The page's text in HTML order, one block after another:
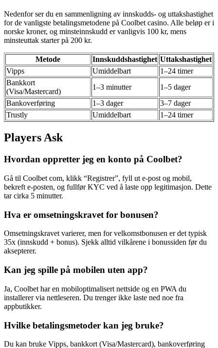
Nedenfor ser du en sammenligning av innskudds- og uttakshastighet
for de vanligste betalingsmetodene på Coolbet casino. Alle beløp er i
norske kroner, og minsteinnskudd er vanligvis 100 kr, mens
minsteuttak starter på 200 kr.
Metode Innskuddshastighet Uttakshastighet
Vipps
Umiddelbart
1–24 timer
Bankkort
(Visa/Mastercard)
1–3 minutter
1–5 dager
Bankoverføring
1–3 dager
3–7 dager
Trustly
Umiddelbart 1–24 timer
Players Ask
Hvordan oppretter jeg en konto på Coolbet?
Gå til Coolbet com, klikk “Registrer”, fyll ut e-post og mobil,
bekreft e-posten, og fullfør KYC ved å laste opp legitimasjon. Dette
tar cirka 5 minutter.
Hva er omsetningskravet for bonusen?
Omsetningskravet varierer, men for velkomstbonusen er det typisk
35x (innskudd + bonus). Sjekk alltid vilkårene i bonussiden før du
aksepterer.
Kan jeg spille på mobilen uten app?
Ja, Coolbet har en mobiloptimalisert nettside og en PWA du
installerer via nettleseren. Du trenger ikke laste ned noe fra
appbutikker.
Hvilke betalingsmetoder kan jeg bruke?
Du kan bruke Vipps, bankkort (Visa/Mastercard), bankoverføring